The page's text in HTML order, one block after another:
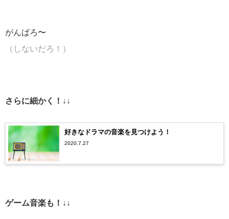
がんばろ〜
（しないだろ！）
さらに細かく！↓↓
好きなドラマの音楽を見つけよう！
2020.7.27
ゲーム音楽も！↓↓